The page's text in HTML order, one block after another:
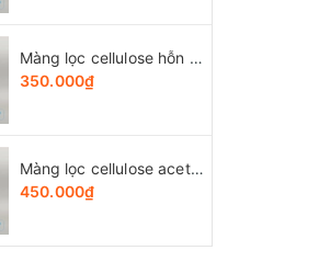
Màng lọc cellulose hỗn hợp (MCE) đk 13-50mm/0.22µm, 4x25 chiếc/hộp, hãng Biosharp
350.000₫
Màng lọc cellulose acetate (CA) đk 13-50mm/0.45µm, 4x25 chiếc/hộp, hãng Biosharp
450.000₫